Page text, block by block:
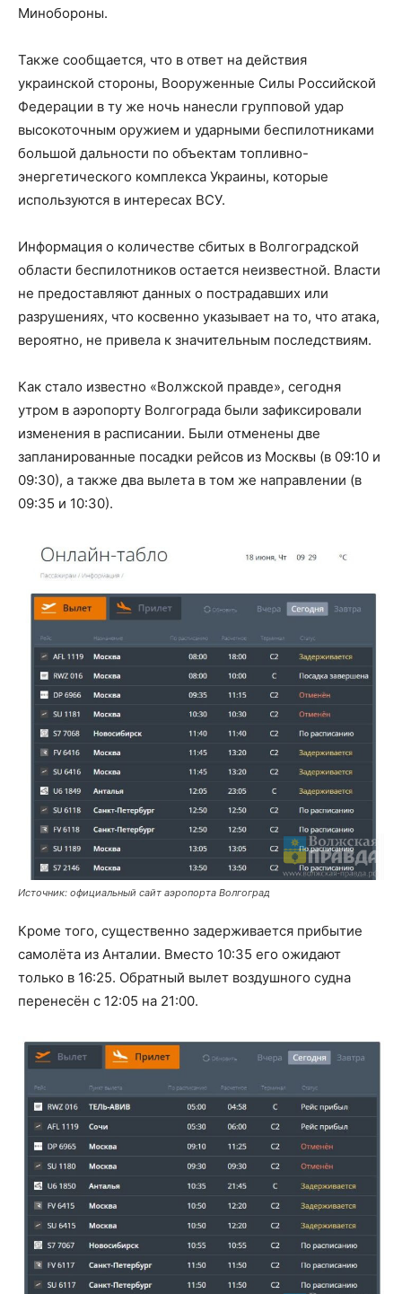
Минобороны.
Также сообщается, что в ответ на действия
украинской стороны, Вооруженные Силы Российской
Федерации в ту же ночь нанесли групповой удар
высокоточным оружием и ударными беспилотниками
большой дальности по объектам топливно-
энергетического комплекса Украины, которые
используются в интересах ВСУ.
Информация о количестве сбитых в Волгоградской
области беспилотников остается неизвестной. Власти
не предоставляют данных о пострадавших или
разрушениях, что косвенно указывает на то, что атака,
вероятно, не привела к значительным последствиям.
Как стало известно «Волжской правде», сегодня
утром в аэропорту Волгограда были зафиксировали
изменения в расписании. Были отменены две
запланированные посадки рейсов из Москвы (в 09:10 и
09:30), а также два вылета в том же направлении (в
09:35 и 10:30).
Источник: официальный сайт аэропорта Волгоград
Кроме того, существенно задерживается прибытие
самолёта из Анталии. Вместо 10:35 его ожидают
только в 16:25. Обратный вылет воздушного судна
перенесён с 12:05 на 21:00.